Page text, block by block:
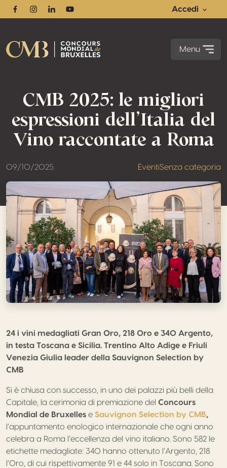
FacebookInstagram
LinkedinYoutube
Accedi
Menu
CMB 2025: le migliori
espressioni dell’Italia del
Vino raccontate a Roma
09/10/2025 EventiSenza categoria
24 i vini medagliati Gran Oro, 218 Oro e 340 Argento,
in testa Toscana e Sicilia. Trentino Alto Adige e Friuli
Venezia Giulia leader della Sauvignon Selection by
CMB
Si è chiusa con successo, in uno dei palazzi più belli della
Capitale, la cerimonia di premiazione del Concours
Mondial de Bruxelles e Sauvignon Selection by CMB,
l’appuntamento enologico internazionale che ogni anno
celebra a Roma l’eccellenza del vino italiano. Sono 582 le
etichette medagliate: 340 hanno ottenuto l’Argento, 218
l’Oro, di cui rispettivamente 91 e 44 solo in Toscana. Sono